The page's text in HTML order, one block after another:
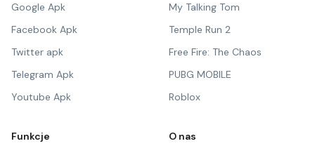
Google Apk
Facebook Apk
Twitter apk
Telegram Apk
Youtube Apk
My Talking Tom
Temple Run 2
Free Fire: The Chaos
PUBG MOBILE
Roblox
Funkcje O nas